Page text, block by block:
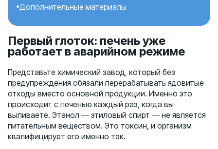
Дополнительные материалы
Первый глоток: печень уже
работает в аварийном режиме
Представьте химический завод, который без
предупреждения обязали перерабатывать ядовитые
отходы вместо основной продукции. Именно это
происходит с печенью каждый раз, когда вы
выпиваете. Этанол — этиловый спирт — не является
питательным веществом. Это токсин, и организм
квалифицирует его именно так.